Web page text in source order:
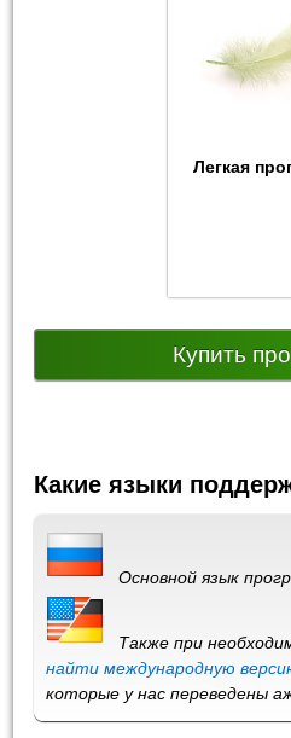
Легкая
Купить
Какие языки
Основной язык
Также при
найти международную
которые у нас переведены